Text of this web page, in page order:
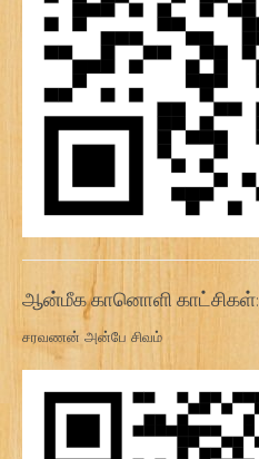
ஆன்மீக கானொளி காட்சிகள்:
சரவணன் அன்பே சிவம்